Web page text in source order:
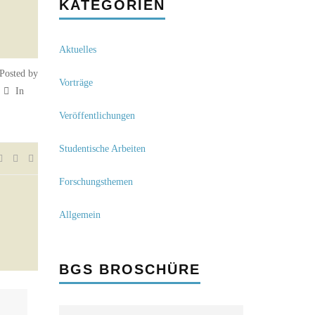
Posted by
In
KATEGORIEN
Aktuelles
Vorträge
Veröffentlichungen
Studentische Arbeiten
Forschungsthemen
Allgemein
BGS BROSCHÜRE